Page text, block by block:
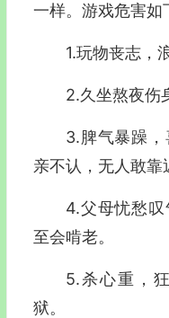
一样。游戏危害如
1.玩物丧志，
2.久坐熬夜伤
3.脾气暴躁
亲不认，无人敢靠
4.父母忧愁
至会啃老。
5.杀心重，
狱。